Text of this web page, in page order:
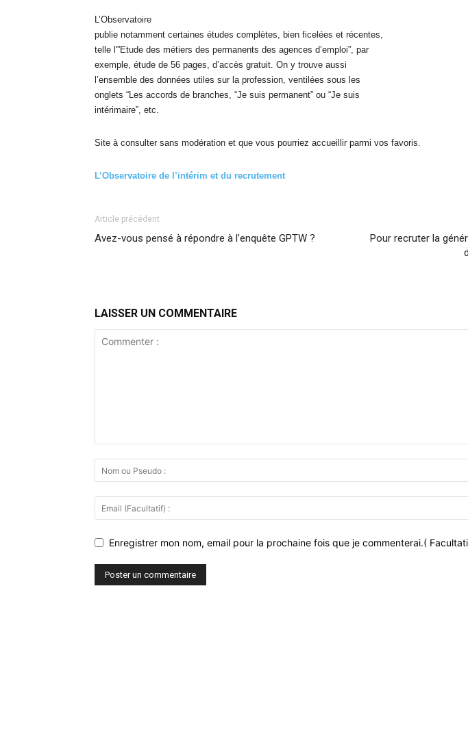
L’Observatoire
publie notamment certaines études complètes, bien ficelées et récentes,
telle l'”Etude des métiers des permanents des agences d’emploi”, par
exemple, étude de 56 pages, d’accès gratuit. On y trouve aussi
l’ensemble des données utiles sur la profession, ventilées sous les
onglets “Les accords de branches, “Je suis permanent” ou “Je suis
intérimaire”, etc.
Site à consulter sans modération et que vous pourriez accueillir parmi vos favoris.
L’Observatoire de l’intérim et du recrutement
Article précédent
Avez-vous pensé à répondre à l’enquête GPTW ?
Pour recruter la
LAISSER UN COMMENTAIRE
Enregistrer mon nom, email pour la prochaine fois que je commenterai.(